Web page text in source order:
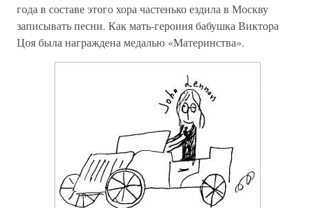
года в составе этого хора частенько ездила в Москву
записывать песни. Как мать-героиня бабушка Виктора
Цоя была награждена медалью «Материнства».